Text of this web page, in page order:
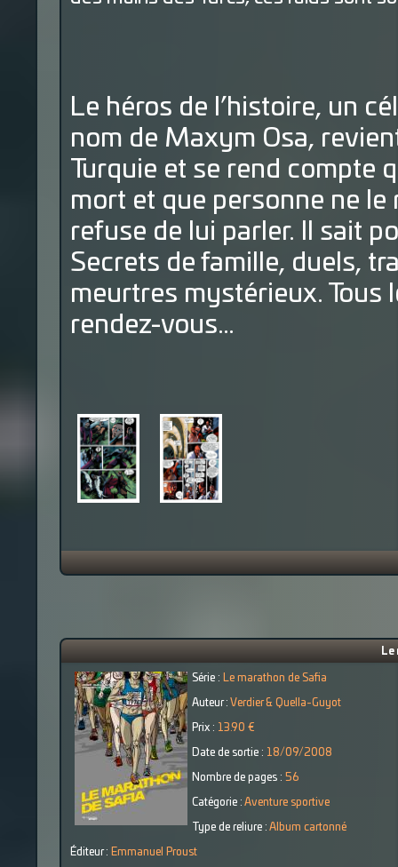
Le héros de l’histoire, un
nom de Maxym Osa,
Turquie et se rend compte
mort et que personne ne
refuse de lui parler. Il sait
Secrets de famille, duels,
meurtres mystérieux. Tous
rendez-vous…
Le
Série : Le marathon de Safia
Auteur : Verdier & Quella-Guyot
Prix : 13.90 €
Date de sortie : 18/09/2008
Nombre de pages : 56
Catégorie : Aventure sportive
Type de reliure : Album cartonné
Éditeur : Emmanuel Proust